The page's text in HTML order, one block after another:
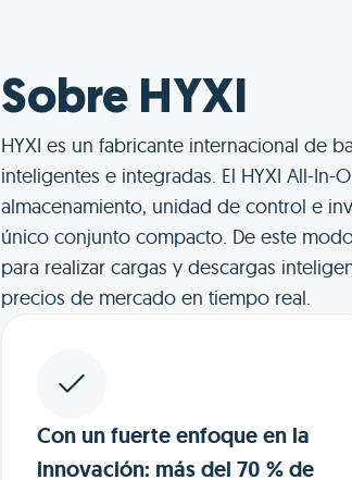
Sobre HYXI
HYXI es un fabricante internacional de
inteligentes e integradas. El HYXI All-In-
almacenamiento, unidad de control e
único conjunto compacto. De este
para realizar cargas y descargas
precios de mercado en tiempo real.
Con un fuerte enfoque en la
innovación: más del 70 % de